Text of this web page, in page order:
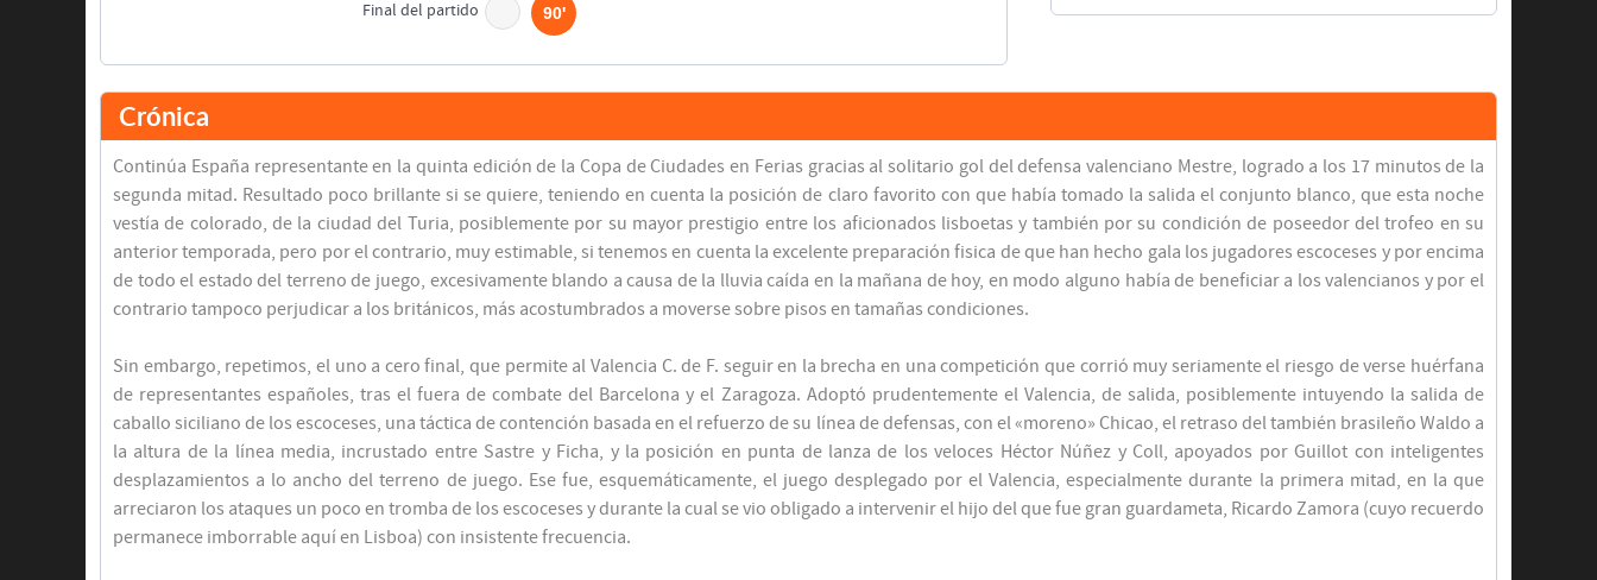
Final del partido 90'
Crónica
Continúa España representante en la quinta edición de la Copa de Ciudades en Ferias gracias al solitario gol del defensa valenciano Mestre, logrado a los 17 minutos de la
segunda mitad. Resultado poco brillante si se quiere, teniendo en cuenta la posición de claro favorito con que había tomado la salida el conjunto blanco, que esta noche
vestía de colorado, de la ciudad del Turia, posiblemente por su mayor prestigio entre los aficionados lisboetas y también por su condición de poseedor del trofeo en su
anterior temporada, pero por el contrario, muy estimable, si tenemos en cuenta la excelente preparación fisica de que han hecho gala los jugadores escoceses y por encima
de todo el estado del terreno de juego, excesivamente blando a causa de la lluvia caída en la mañana de hoy, en modo alguno había de beneficiar a los valencianos y por el
contrario tampoco perjudicar a los británicos, más acostumbrados a moverse sobre pisos en tamañas condiciones.
Sin embargo, repetimos, el uno a cero final, que permite al Valencia C. de F. seguir en la brecha en una competición que corrió muy seriamente el riesgo de verse huérfana
de representantes españoles, tras el fuera de combate del Barcelona y el Zaragoza. Adoptó prudentemente el Valencia, de salida, posiblemente intuyendo la salida de
caballo siciliano de los escoceses, una táctica de contención basada en el refuerzo de su línea de defensas, con el «moreno» Chicao, el retraso del también brasileño Waldo a
la altura de la línea media, incrustado entre Sastre y Ficha, y la posición en punta de lanza de los veloces Héctor Núñez y Coll, apoyados por Guillot con inteligentes
desplazamientos a lo ancho del terreno de juego. Ese fue, esquemáticamente, el juego desplegado por el Valencia, especialmente durante la primera mitad, en la que
arreciaron los ataques un poco en tromba de los escoceses y durante la cual se vio obligado a intervenir el hijo del que fue gran guardameta, Ricardo Zamora (cuyo recuerdo
permanece imborrable aquí en Lisboa) con insistente frecuencia.